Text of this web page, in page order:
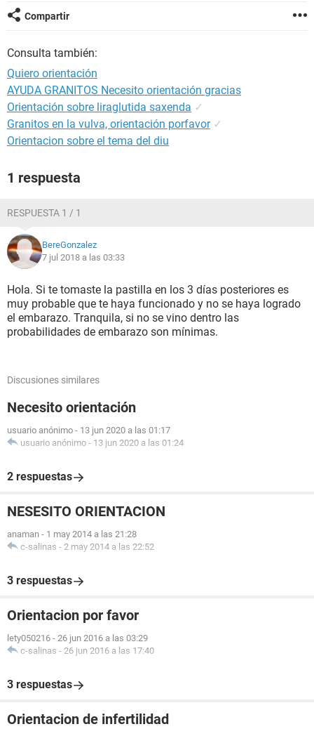
Compartir
Consulta también:
Quiero orientación
AYUDA GRANITOS Necesito orientación gracias
Orientación sobre liraglutida saxenda ✓
Granitos en la vulva, orientación porfavor ✓
Orientacion sobre el tema del diu
1 respuesta
RESPUESTA 1 / 1
BereGonzalez
7 jul 2018 a las 03:33
Hola. Si te tomaste la pastilla en los 3 días posteriores es
muy probable que te haya funcionado y no se haya logrado
el embarazo. Tranquila, si no se vino dentro las
probabilidades de embarazo son mínimas.
Discusiones similares
Necesito orientación
usuario anónimo - 13 jun 2020 a las 01:17
usuario anónimo - 13 jun 2020 a las 01:24
2 respuestas
NESESITO ORIENTACION
anaman - 1 may 2014 a las 21:28
c-salinas - 2 may 2014 a las 22:52
3 respuestas
Orientacion por favor
lety050216 - 26 jun 2016 a las 03:29
c-salinas - 26 jun 2016 a las 17:40
3 respuestas
Orientacion de infertilidad